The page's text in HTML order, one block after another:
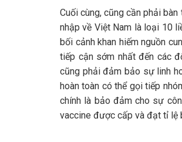
Cuối cùng, cũng cần phải
nhập về Việt Nam là loại 10
bối cảnh khan hiếm nguồn
tiếp cận sớm nhất đến các
cũng phải đảm bảo sự linh
hoàn toàn có thể gọi tiếp
chính là bảo đảm cho sự
vaccine được cấp và đạt tỉ lệ